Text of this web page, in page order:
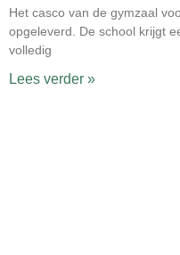
Het casco van de gymzaal
opgeleverd. De school krijgt
volledig
Lees verder »